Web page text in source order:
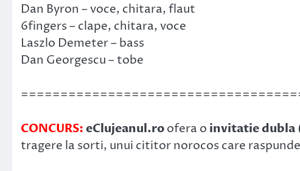
Dan Byron – voce, chitara, flaut
6fingers – clape, chitara, voce
Laszlo Demeter – bass
Dan Georgescu – tobe
CONCURS:eClujeanul.roofera o invitatie dubla
tragere la sorti, unui cititor norocos care